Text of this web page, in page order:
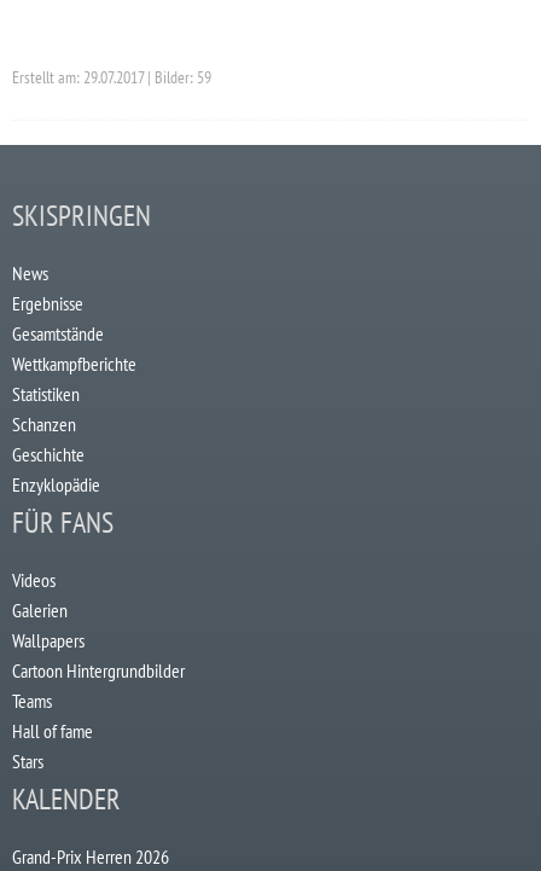
Erstellt am: 29.07.2017 | Bilder: 59
SKISPRINGEN
News
Ergebnisse
Gesamtstände
Wettkampfberichte
Statistiken
Schanzen
Geschichte
Enzyklopädie
FÜR FANS
Videos
Galerien
Wallpapers
Cartoon Hintergrundbilder
Teams
Hall of fame
Stars
KALENDER
Grand-Prix Herren 2026